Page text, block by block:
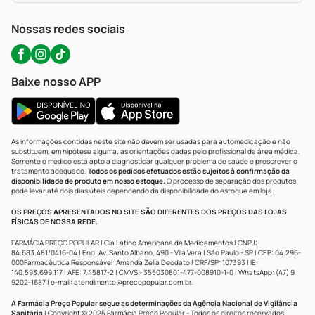
WhatsApp (47) 9202-1687
Nossas redes sociais
Baixe nosso APP
As informações contidas neste site não devem ser usadas para automedicação e não
substituem, em hipótese alguma, as orientações dadas pelo profissional da área médica.
Somente o médico está apto a diagnosticar qualquer problema de saúde e prescrever o
tratamento adequado. Todos os pedidos efetuados estão sujeitos à confirmação da
disponibilidade de produto em nosso estoque.O processo de separação dos produtos
pode levar até dois dias úteis dependendo da disponibilidade do estoque em loja.
OS PREÇOS APRESENTADOS NO SITE SÃO DIFERENTES DOS PREÇOS DAS LOJAS
FÍSICAS DE NOSSA REDE.
FARMÁCIA PREÇO POPULAR | Cia Latino Americana de Medicamentos | CNPJ:
84.683.481/0416-04 | End: Av. Santo Albano, 490 - Vila Vera | São Paulo - SP | CEP: 04.296-
000Farmacêutica Responsável: Amanda Zelia Deodato | CRF/SP: 107393 | IE:
140.593.699.117 | AFE: 7.45817-2 | CMVS - 355030801-477-008910-1-0 | WhatsApp: (47) 9
9202-1687 | e-mail: atendimento@precopopular.com.br.
A Farmácia Preço Popular segue as determinações da Agência Nacional de Vigilância
Sanitária | Copyright © 2025 Farmácia Preço Popular - Todos os direitos reservados.